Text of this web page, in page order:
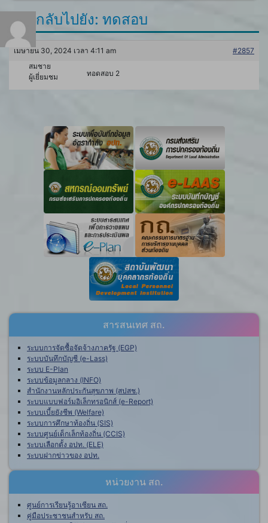
ตอบกลับไปยัง: ทดสอบ
เมษายน 30, 2024 เวลา 4:11 am
#2857
สมชาย
ผู้เยี่ยมชม
ทอดสอบ 2
สารสนเทศ สถ.
ระบบการจัดซื้อจัดจ้างภาครัฐ (EGP)
ระบบบันทึกบัญชี (e-Lass)
ระบบ E-Plan
ระบบข้อมูลกลาง (INFO)
สำนักงานหลักประกันสุขภาพ (สปสช.)
ระบบแบบฟอร์มอิเล็กทรอนิกส์ (e-Report)
ระบบเบี้ยยังชีพ (Welfare)
ระบบการศึกษาท้องถิ่น (SIS)
ระบบศูนย์เด็กเล็กท้องถิ่น (CCIS)
ระบบเลือกตั้ง อปท. (ELE)
ระบบฝากข่าวของ อปท.
หน่วยงาน สถ.
ศูนย์การเรียนรู้อาเซียน สถ.
คู่มือประชาชนสำหรับ สถ.